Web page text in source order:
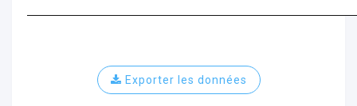
Exporter les données